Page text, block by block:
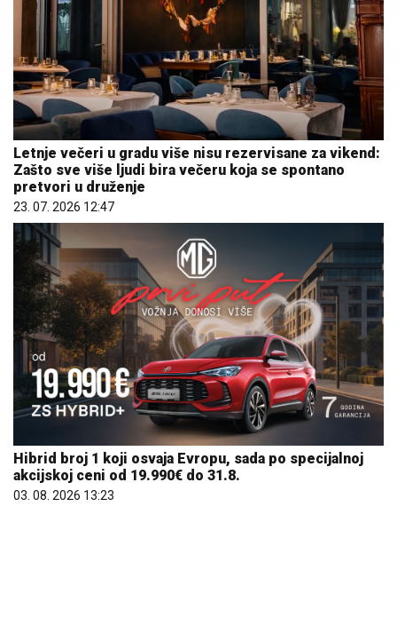
Letnje večeri u gradu više nisu rezervisane za vikend:
Zašto sve više ljudi bira večeru koja se spontano
pretvori u druženje
23. 07. 2026 12:47
Hibrid broj 1 koji osvaja Evropu, sada po specijalnoj
akcijskoj ceni od 19.990€ do 31.8.
03. 08. 2026 13:23